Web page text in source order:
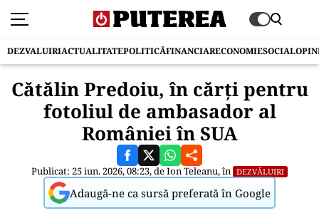
DEZVALUIRIACTUALITATEPOLITICĂFINANCIARECONOMIESOCIAL
Cătălin Predoiu, în cărți pentru
fotoliul de ambasador al
României în SUA
Publicat: 25 iun. 2026, 08:23, deIon Teleanu, în DEZVĂLUIRI
Adaugă-ne ca sursă preferată în Google